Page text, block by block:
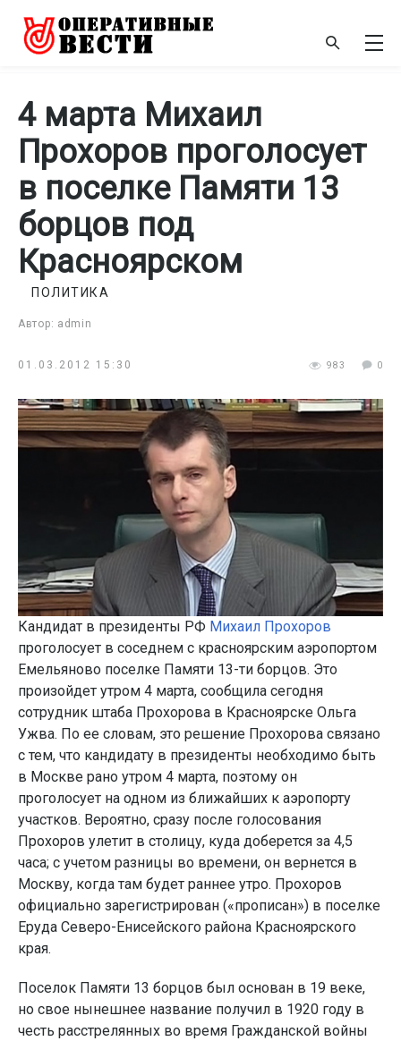
4 марта Михаил
Прохоров проголосует
в поселке Памяти 13
борцов под
Красноярском
Автор: admin
ПОЛИТИКА
01.03.2012 15:30 983 0
Кандидат в президенты РФ Михаил Прохоров
проголосует в соседнем с красноярским аэропортом
Емельяново поселке Памяти 13-ти борцов. Это
произойдет утром 4 марта, сообщила сегодня
сотрудник штаба Прохорова в Красноярске Ольга
Ужва. По ее словам, это решение Прохорова связано
с тем, что кандидату в президенты необходимо быть
в Москве рано утром 4 марта, поэтому он
проголосует на одном из ближайших к аэропорту
участков. Вероятно, сразу после голосования
Прохоров улетит в столицу, куда доберется за 4,5
часа; с учетом разницы во времени, он вернется в
Москву, когда там будет раннее утро. Прохоров
официально зарегистрирован («прописан») в поселке
Еруда Северо-Енисейского района Красноярского
края.
Поселок Памяти 13 борцов был основан в 19 веке,
но свое нынешнее название получил в 1920 году в
честь расстрелянных во время Гражданской войны